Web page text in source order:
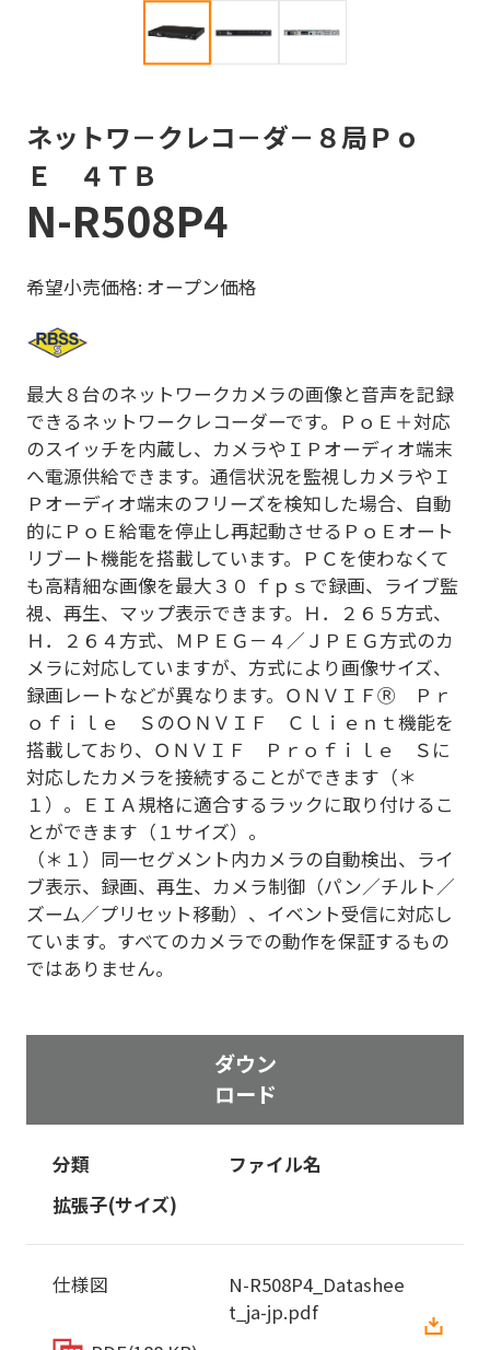
ネットワ－クレコ－ダ－８局Ｐｏ
Ｅ ４ＴＢ
N-R508P4
希望小売価格: オープン価格
最大８台のネットワークカメラの画像と音声を記録
できるネットワークレコーダーです。ＰｏＥ＋対応
のスイッチを内蔵し、カメラやＩＰオーディオ端末
へ電源供給できます。通信状況を監視しカメラやＩ
Ｐオーディオ端末のフリーズを検知した場合、自動
的にＰｏＥ給電を停止し再起動させるＰｏＥオート
リブート機能を搭載しています。ＰＣを使わなくて
も高精細な画像を最大３０ ｆｐｓで録画、ライブ監
視、再生、マップ表示できます。Ｈ．２６５方式、
Ｈ．２６４方式、ＭＰＥＧ－４／ＪＰＥＧ方式のカ
メラに対応していますが、方式により画像サイズ、
録画レートなどが異なります。ＯＮＶＩＦⓇ Ｐｒ
ｏｆｉｌｅ ＳのＯＮＶＩＦ Ｃｌｉｅｎｔ機能を
搭載しており、ＯＮＶＩＦ Ｐｒｏｆｉｌｅ Ｓに
対応したカメラを接続することができます（＊
１）。ＥＩＡ規格に適合するラックに取り付けるこ
とができます（１サイズ）。
（＊１）同一セグメント内カメラの自動検出、ライ
ブ表示、録画、再生、カメラ制御（パン／チルト／
ズーム／プリセット移動）、イベント受信に対応し
ています。すべてのカメラでの動作を保証するもの
ではありません。
ダウン
ロード
分類
ファイル名
拡張子(サイズ)
仕様図
N-R508P4_Datashee
t_ja-jp.pdf